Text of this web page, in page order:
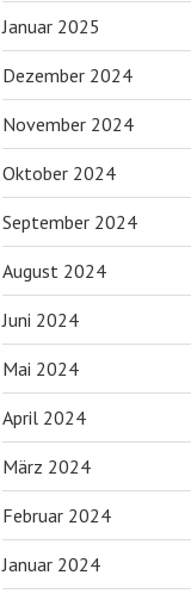
Januar 2025
Dezember 2024
November 2024
Oktober 2024
September 2024
August 2024
Juni 2024
Mai 2024
April 2024
März 2024
Februar 2024
Januar 2024